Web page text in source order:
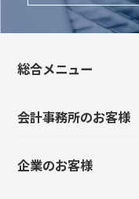
総合メニュー
会社案内
事業所・販売代理
会計事務所のお客様
はじめてのお客様
企業のお客様